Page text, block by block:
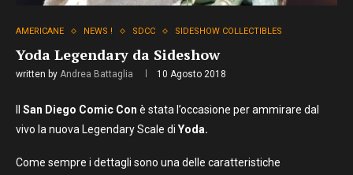
AMERICANE NEWS ! SDCC SIDESHOW COLLECTIBLES
Yoda Legendary da Sideshow
written by Andrea Battaglia 10 Agosto 2018
San Diego Comic Con è stata l’occasione per ammirare dal
vivo la nuova Legendary Scale di Yoda.
Come sempre i dettagli sono una delle caratteristiche